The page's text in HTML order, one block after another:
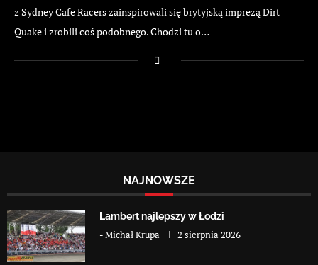
z Sydney Cafe Racers zainspirowali się brytyjską imprezą Dirt
Quake i zrobili coś podobnego. Chodzi tu o…
NAJNOWSZE
Lambert najlepszy w Łodzi
-Michał Krupa 2 sierpnia 2026